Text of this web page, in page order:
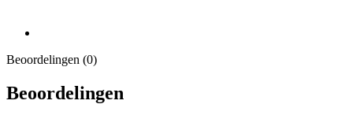
Beoordelingen (0)
Beoordelingen